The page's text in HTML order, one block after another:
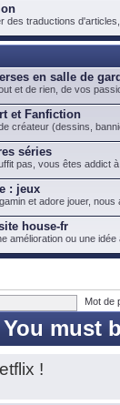
des traductions
en salle de
et de rien, de vos
et Fanfiction
créateur (dessins,
séries
pas, vous êtes addict à
: jeux
et adore jouer, nous
house-fr
amélioration ou une idée
Mot de
You must
!